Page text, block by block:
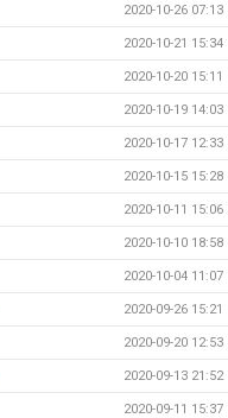
2020-10-26 07:13
2020-10-21 15:34
2020-10-20 15:11
2020-10-19 14:03
2020-10-17 12:33
2020-10-15 15:28
2020-10-11 15:06
2020-10-10 18:58
2020-10-04 11:07
2020-09-26 15:21
2020-09-20 12:53
2020-09-13 21:52
2020-09-11 15:37